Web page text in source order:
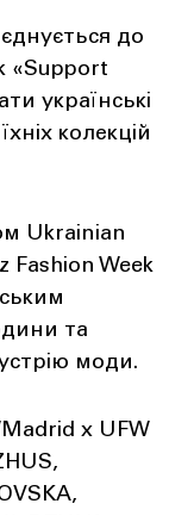
до
«Support
українські
колекцій
Ukrainian
Fashion Week
та
моди.
x UFW